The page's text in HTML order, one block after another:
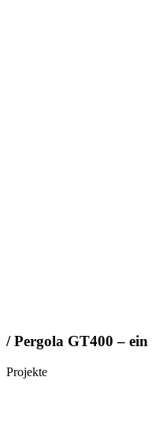
/ Pergola GT400 –
Projekte